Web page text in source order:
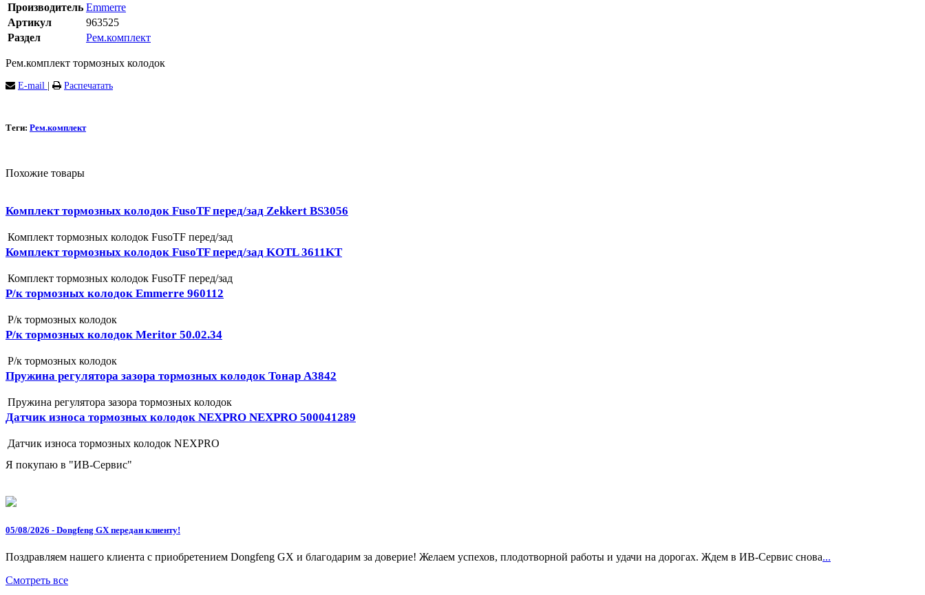
Производитель Emmerre
Артикул
963525
Раздел
Рем.комплект
Рем.комплект тормозных колодок
E-mail Распечатать
Теги: Рем.комплект
Похожие товары
Комплект тормозных колодок FusoTF перед/зад Zekkert BS3056
Комплект тормозных колодок FusoTF перед/зад
Комплект тормозных колодок FusoTF перед/зад KOTL 3611KT
Комплект тормозных колодок FusoTF перед/зад
Р/к тормозных колодок Emmerre 960112
Р/к тормозных колодок
Р/к тормозных колодок Meritor 50.02.34
Р/к тормозных колодок
Пружина регулятора зазора тормозных колодок Тонар A3842
Пружина регулятора зазора тормозных колодок
Датчик износа тормозных колодок NEXPRO NEXPRO 500041289
Датчик износа тормозных колодок NEXPRO
Я покупаю в "ИВ-Сервис"
05/08/2026 - Dongfeng GX передан клиенту!
Поздравляем нашего клиента с приобретением Dongfeng GX и благодарим за доверие! Желаем успехов, плодотворной работы и удачи на дорогах. Ждем в ИВ-Сервис снова...
Смотреть все